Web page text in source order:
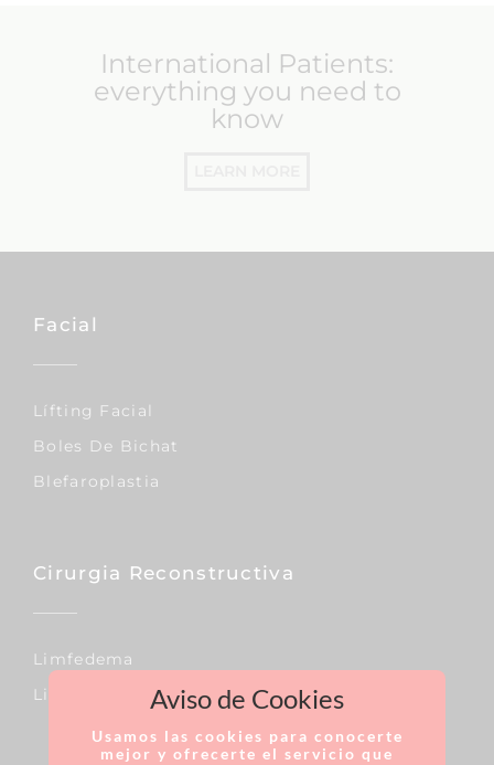
International Patients:
everything you need to
know
Facial
Lífting Facial
Boles De Bichat
Blefaroplastia
Cirurgia Reconstructiva
Limfedema
Lipedema
Aviso de Cookies
Usamos las cookies para conocerte
mejor y ofrecerte el servicio que